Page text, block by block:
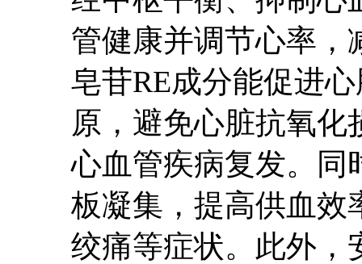
管健康并调节心率，
皂苷RE成分能促进
原，避免心脏抗氧
心血管疾病复发。同
板凝集，提高供血效
绞痛等症状。此外，